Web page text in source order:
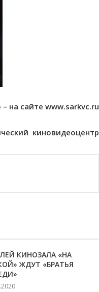
на сайте www.sarkvc.ru
киновидеоцентр
КИНОЗАЛА «НА
ЖДУТ «БРАТЬЯ